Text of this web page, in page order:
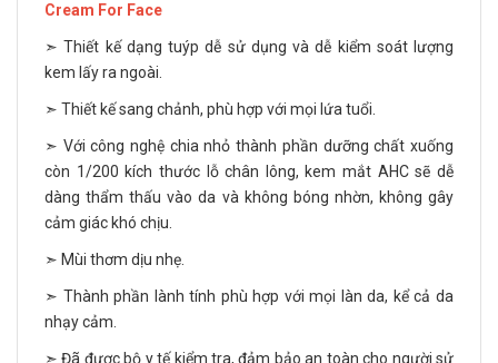
Cream For Face
➣ Thiết kế dạng tuýp dễ sử dụng và dễ kiểm soát lượng
kem lấy ra ngoài.
➣ Thiết kế sang chảnh, phù hợp với mọi lứa tuổi.
➣ Với công nghệ chia nhỏ thành phần dưỡng chất xuống
còn 1/200 kích thước lỗ chân lông, kem mắt AHC sẽ dễ
dàng thẩm thấu vào da và không bóng nhờn, không gây
cảm giác khó chịu.
➣ Mùi thơm dịu nhẹ.
➣ Thành phần lành tính phù hợp với mọi làn da, kể cả da
nhạy cảm.
➣ Đã được bộ y tế kiểm tra, đảm bảo an toàn cho người sử